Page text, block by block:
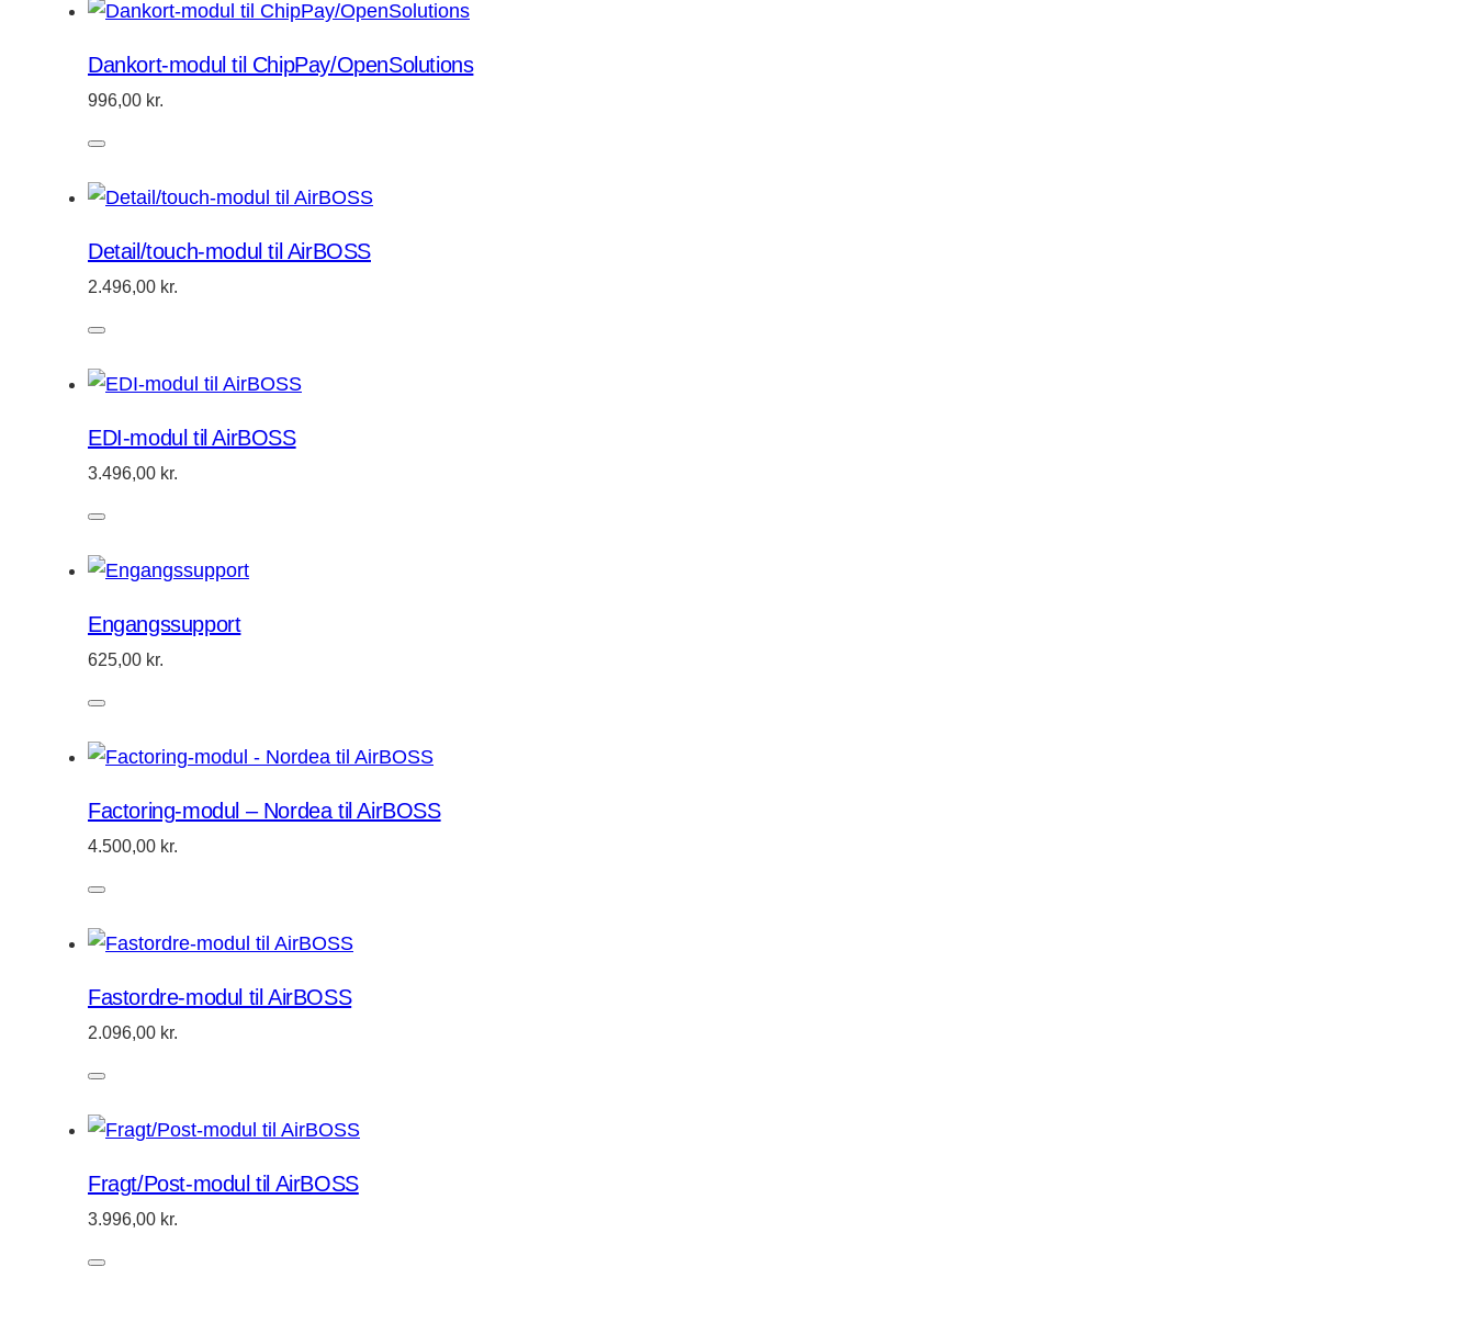
Dankort-modul til ChipPay/OpenSolutions
996,00 kr.
Detail/touch-modul til AirBOSS
2.496,00 kr.
EDI-modul til AirBOSS
3.496,00 kr.
Engangssupport
625,00 kr.
Factoring-modul – Nordea til AirBOSS
4.500,00 kr.
Fastordre-modul til AirBOSS
2.096,00 kr.
Fragt/Post-modul til AirBOSS
3.996,00 kr.